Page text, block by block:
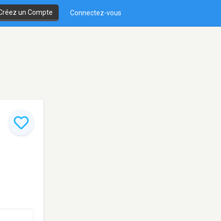
un Compte Connectez-vous